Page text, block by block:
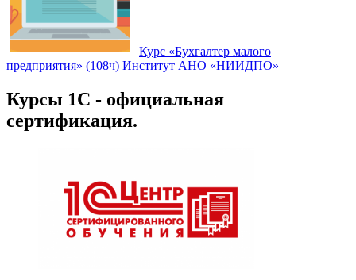
Курс «Бухгалтер малого
предприятия» (108ч) Институт АНО «НИИДПО»
Курсы 1С - официальная
сертификация.